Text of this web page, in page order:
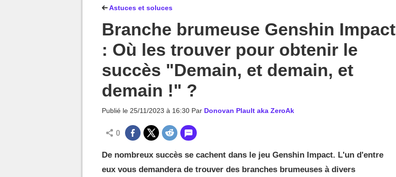
Astuces et soluces
Branche brumeuse Genshin Impact
: Où les trouver pour obtenir le
succès "Demain, et demain, et
demain !" ?
Publié le 25/11/2023 à 16:30 Par Donovan Plault aka ZeroAk
0
De nombreux succès se cachent dans le jeu Genshin Impact. L'un d'entre
eux vous demandera de trouver des branches brumeuses à divers